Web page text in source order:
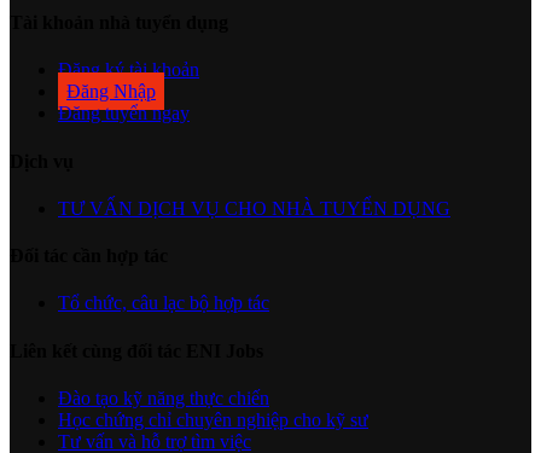
Đăng ký tài khoản
Đăng Nhập
Đăng tuyển ngay
TƯ VẤN DỊCH VỤ CHO NHÀ TUYỂN DỤNG
Tổ chức, câu lạc bộ hợp tác
Đào tạo kỹ năng thực chiến
Học chứng chỉ chuyên nghiệp cho kỹ sư
Tư vấn và hỗ trợ tìm việc